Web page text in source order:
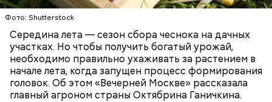
Фото: Shutterstock
Середина лета — сезон сбора чеснока на дачных
участках. Но чтобы получить богатый урожай,
необходимо правильно ухаживать за растением в
начале лета, когда запущен процесс формирования
головок. Об этом «Вечерней Москве» рассказала
главный агроном страны Октябрина Ганичкина.